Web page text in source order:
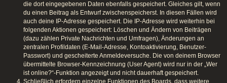
die dort eingegebenen Daten ebenfalls gespeichert. Gleiches gilt, wenn
du einen Beitrag als Entwurf zwischenspeicherst. In diesen Fällen wird
auch deine IP-Adresse gespeichert. Die IP-Adresse wird weiterhin bei
folgenden Aktionen gespeichert: Löschen und Ändern von Beiträgen
(dazu zählen Private Nachrichten und Umfragen), Änderungen an
zentralen Profildaten (E-Mail-Adresse, Kontoaktivierung, Benutzer-
Passwort) und gescheiterte Anmeldeversuche. Die von deinem Browser
übermittelte Browser-Kennzeichnung (User Agent) wird nur in der „Wer
ist online?“-Funktion angezeigt und nicht dauerhaft gespeichert.
Schließlich erfordern einzelne Funktionen des Boards, dass weitere